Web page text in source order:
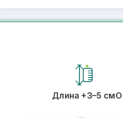
Длина +3–5 см